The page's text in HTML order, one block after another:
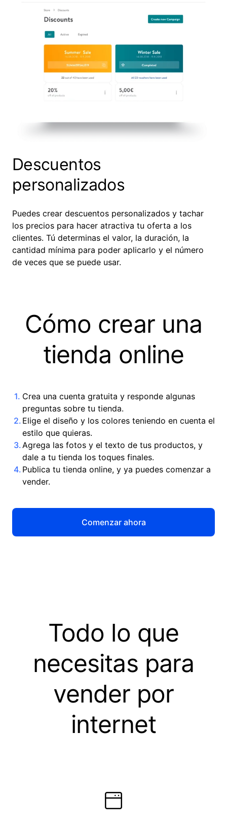
Descuentos
personalizados
Puedes crear descuentos personalizados y tachar
los precios para hacer atractiva tu oferta a los
clientes. Tú determinas el valor, la duración, la
cantidad mínima para poder aplicarlo y el número
de veces que se puede usar.
Cómo crear una
tienda online
Crea una cuenta gratuita y responde algunas
preguntas sobre tu tienda.
Elige el diseño y los colores teniendo en cuenta el
estilo que quieras.
Agrega las fotos y el texto de tus productos, y
dale a tu tienda los toques finales.
Publica tu tienda online, y ya puedes comenzar a
vender.
Comenzar ahora
Todo lo que
necesitas para
vender por
internet